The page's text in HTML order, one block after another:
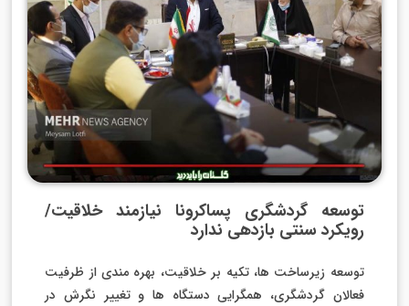
توسعه گردشگری پساکرونا نیازمند خلاقیت/
رویکرد سنتی بازدهی ندارد
توسعه زیرساخت ها، تکیه بر خلاقیت، بهره مندی از ظرفیت
فعالان گردشگری، همگرایی دستگاه ها و تغییر نگرش در